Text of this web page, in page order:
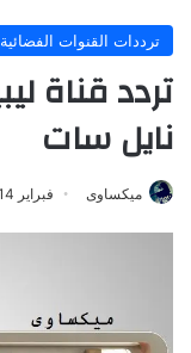
ترددات القنوات الفضائية
نايل سات
ميكساوى فبراير 14, 2022